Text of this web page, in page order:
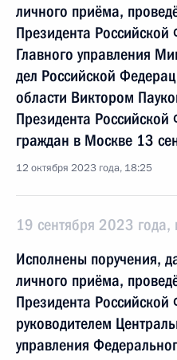
личного приёма,
Президента
Главного управления
дел Российской
области Виктором
Президента
граждан в Москве 13
12 октября 2023 года, 18:25
19 сентября 2023 года,
Исполнены поручения,
личного приёма,
Президента
руководителем
управления